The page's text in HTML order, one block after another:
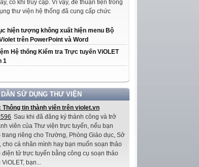
cô khi truy cập. Vì vậy, để thuận tiện trong
thư viện hệ thống đã cung cấp chức
hiện tượng không xuất hiện menu Bộ
trên PowerPoint và Word
Hệ thống Kiểm tra Trực tuyến ViOLET
1
SỬ DỤNG THƯ VIỆN
Thông tin thành viên trên violet.vn
Sau khi đã đăng ký thành công và trở
viên của Thư viện trực tuyến, nếu bạn
trang riêng cho Trường, Phòng Giáo dục, Sở
cho cá nhân mình hay bạn muốn soạn thảo
điện tử trực tuyến bằng công cụ soạn thảo
bạn...